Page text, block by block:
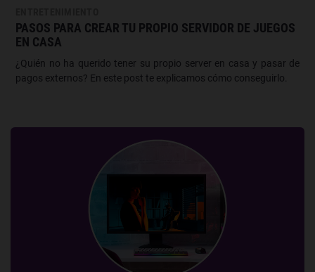
PASOS PARA CREAR TU PROPIO SERVIDOR DE JUEGOS
EN CASA
¿Quién no ha querido tener su propio server en casa y pasar de
pagos externos? En este post te explicamos cómo conseguirlo.